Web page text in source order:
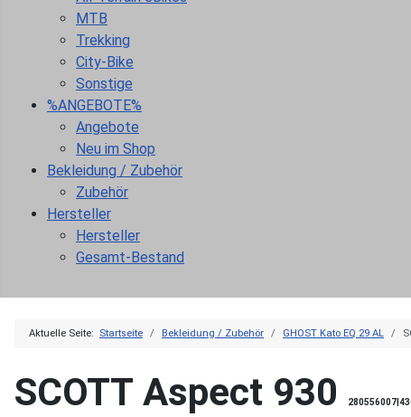
MTB
Trekking
City-Bike
Sonstige
%ANGEBOTE%
Angebote
Neu im Shop
Bekleidung / Zubehör
Zubehör
Hersteller
Hersteller
Gesamt-Bestand
Aktuelle Seite: Startseite Bekleidung / Zubehör GHOST Kato EQ 29 AL
SCOTT Aspect 930